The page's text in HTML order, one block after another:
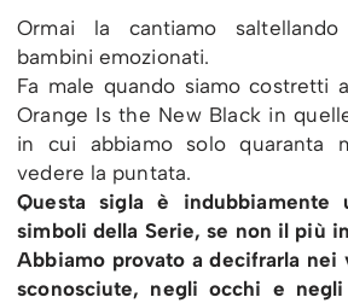
Ormai la cantiamo
bambini emozionati.
Fa male quando siamo costretti
Orange Is the New Black in
in cui abbiamo solo quaranta
vedere la puntata.
Questa sigla è indubbiamente
simboli della Serie, se non il più
Abbiamo provato a decifrarla nei
sconosciute, negli occhi e